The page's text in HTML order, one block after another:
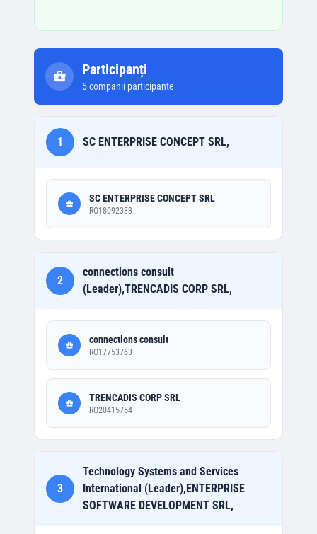
Participanți
5companii participante
1 SC ENTERPRISE CONCEPT SRL,
SC ENTERPRISE CONCEPT SRL
RO18092333
2
connections consult
(Leader),TRENCADIS CORP SRL,
connections consult
RO17753763
TRENCADIS CORP SRL
RO20415754
3
Technology Systems and Services
International (Leader),ENTERPRISE
SOFTWARE DEVELOPMENT SRL,